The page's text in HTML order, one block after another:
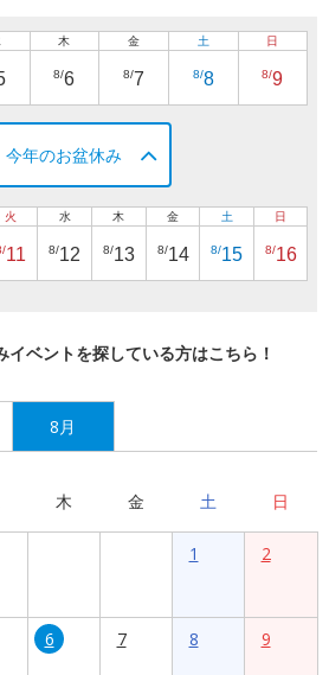
木
8/6
金
8/7
土
8/8
日
8/9
今年のお盆休み
火
11
水
8/12
木
8/13
金
8/14
土
8/15
日
8/16
ベントを探している方はこちら！
8月
木 金 土 日
1 2
6 7 8 9